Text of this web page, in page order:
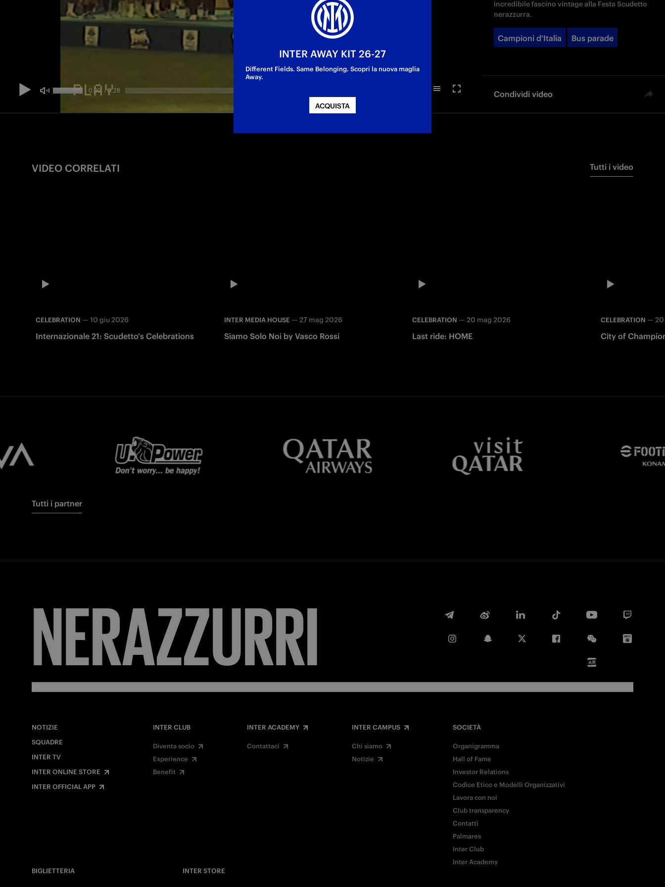
incredibile fascino vintage alla Festa Scudetto
nerazzurra.
Campioni d'Italia Bus parade
Condividi video
Twitter
VIDEO CORRELATI Tutti i video
CELEBRATION — 10 giu 2026
Internazionale 21: Scudetto's Celebrations
INTER MEDIA HOUSE — 27 mag 2026
Siamo Solo Noi by Vasco Rossi
CELEBRATION —20 mag 2026
Last ride: HOME
CELEBRATION — 20
City of
Tutti i partner
FORZA
NOTIZIE
SQUADRE
INTER TV
INTER ONLINE STORE
INTER OFFICIAL APP
INTER CLUB
Diventa socio
Experience
Benefit
INTER ACADEMY
Contattaci
INTER CAMPUS
Chi siamo
Notizie
SOCIETÀ
Organigramma
Hall of Fame
Investor Relations
Codice Etico e Modelli Organizzativi
Lavora con noi
Club transparency
Contatti
Palmares
Inter Club
Inter Academy
BIGLIETTERIA
INTER STORE
INTER AWAY KIT 26-27
Different Fields. Same Belonging. Scopri la nuova maglia
Away.
ACQUISTA